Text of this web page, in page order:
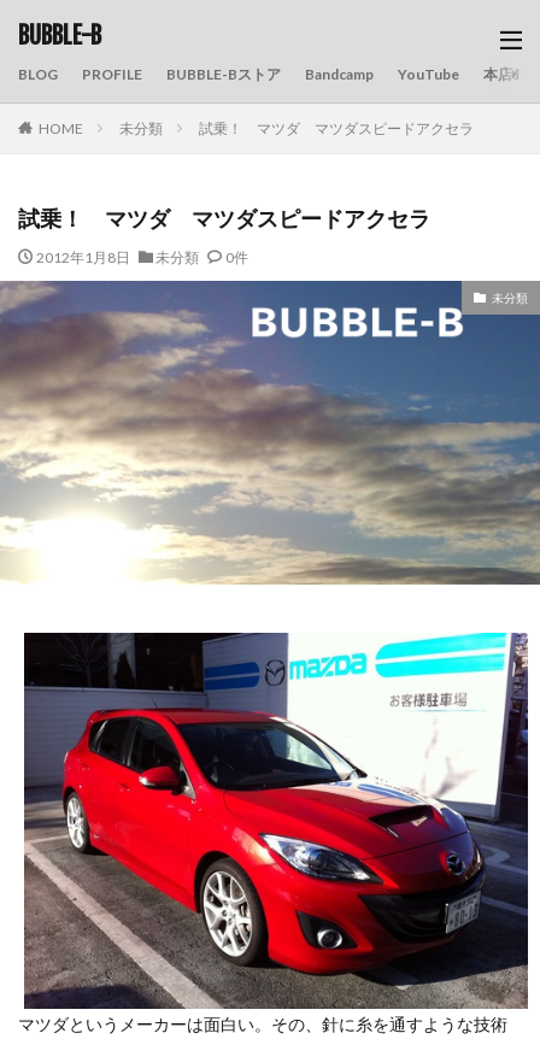
BUBBLE-B
BLOG PROFILE BUBBLE-Bストア Bandcamp YouTube 本店の旅
HOME 未分類 試乗！ マツダ マツダスピードアクセラ
試乗！ マツダ マツダスピードアクセラ
2012年1月8日 未分類 0件
未分類
マツダというメーカーは面白い。その、針に糸を通すような技術